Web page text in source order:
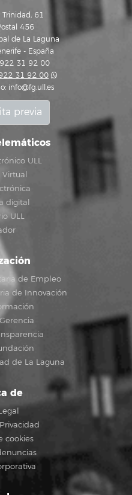
61
456
de La Laguna
- España
922 31 92 00
31 92 00
info@fg.ull.es
previa
ULL
digital
ULL
de Empleo
de Innovación
de La Laguna
de
cookies